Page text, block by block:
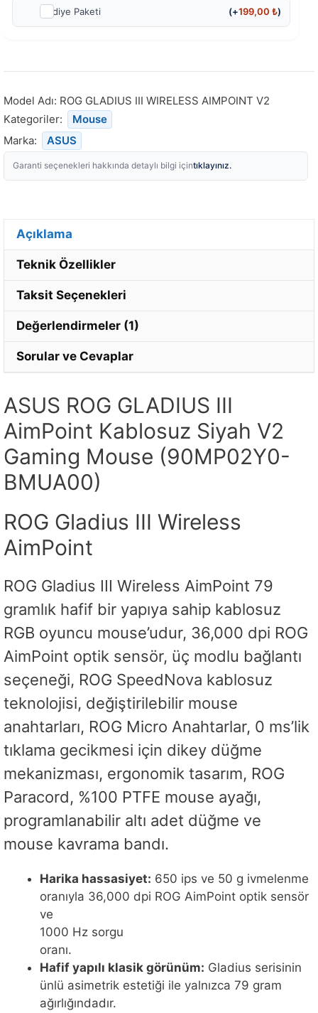
Hediye Paketi (+199,00₺)
Model Adı: ROG GLADIUS III WIRELESS AIMPOINT V2
Kategoriler:
Mouse
Marka:
ASUS
Garanti seçenekleri hakkında detaylı bilgi içintıklayınız.
Açıklama
Teknik Özellikler
Taksit Seçenekleri
Değerlendirmeler (1)
Sorular ve Cevaplar
ASUS ROG GLADIUS III
AimPoint Kablosuz Siyah V2
Gaming Mouse (90MP02Y0-
BMUA00)
ROG Gladius III Wireless
AimPoint
ROG Gladius III Wireless AimPoint 79
gramlık hafif bir yapıya sahip kablosuz
RGB oyuncu mouse’udur, 36,000 dpi ROG
AimPoint optik sensör, üç modlu bağlantı
seçeneği, ROG SpeedNova kablosuz
teknolojisi, değiştirilebilir mouse
anahtarları, ROG Micro Anahtarlar, 0 ms’lik
tıklama gecikmesi için dikey düğme
mekanizması, ergonomik tasarım, ROG
Paracord, %100 PTFE mouse ayağı,
programlanabilir altı adet düğme ve
mouse kavrama bandı.
Harika hassasiyet: 650 ips ve 50 g ivmelenme
oranıyla 36,000 dpi ROG AimPoint optik sensör
ve
1000 Hz sorgu
oranı.
Hafif yapılı klasik görünüm: Gladius serisinin
ünlü asimetrik estetiği ile yalnızca 79 gram
ağırlığındadır.